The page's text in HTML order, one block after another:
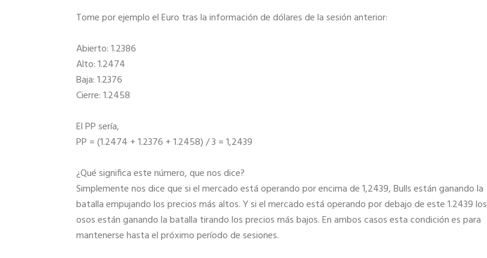
Tome por ejemplo el Euro tras la información de dólares de la sesión anterior:
Abierto: 1.2386
Alto: 1.2474
Baja: 1.2376
Cierre: 1.2458
El PP sería,
PP = (1.2474 + 1.2376 + 1.2458) / 3 = 1,2439
¿Qué significa este número, que nos dice?
Simplemente nos dice que si el mercado está operando por encima de 1,2439, Bulls están ganando la
batalla empujando los precios más altos. Y si el mercado está operando por debajo de este 1.2439 los
osos están ganando la batalla tirando los precios más bajos. En ambos casos esta condición es para
mantenerse hasta el próximo período de sesiones.